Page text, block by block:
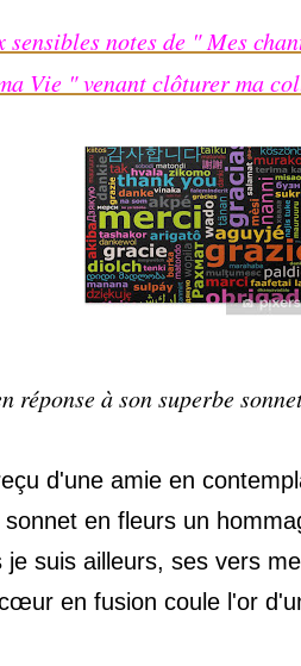
notes de " Mes
Vie " venant clôturer ma
réponse à son superbe
d'une amie en
sonnet en fleurs un
je suis ailleurs, ses vers
en fusion coule l'or